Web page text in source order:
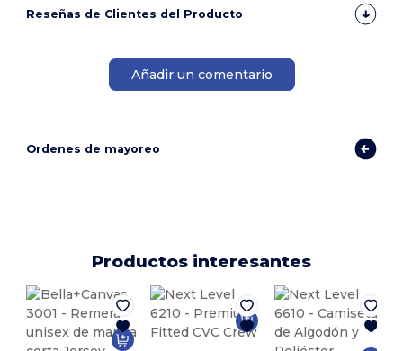
Reseñas de Clientes del Producto
Añadir un comentario
Ordenes de mayoreo
Productos interesantes